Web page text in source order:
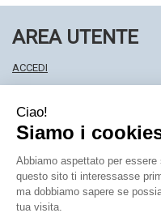
AREA UTENTE
ACCEDI
WISHLIST
ISCRIZIONE ALLA NEWSLETTER
Farmacia Centrale Srl